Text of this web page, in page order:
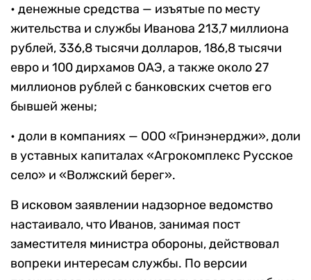
• денежные средства — изъятые по месту
жительства и службы Иванова 213,7 миллиона
рублей, 336,8 тысячи долларов, 186,8 тысячи
евро и 100 дирхамов ОАЭ, а также около 27
миллионов рублей с банковских счетов его
бывшей жены;
• доли в компаниях — ООО «Гринэнерджи», доли
в уставных капиталах «Агрокомплекс Русское
село» и «Волжский берег».
В исковом заявлении надзорное ведомство
настаивало, что Иванов, занимая пост
заместителя министра обороны, действовал
вопреки интересам службы. По версии